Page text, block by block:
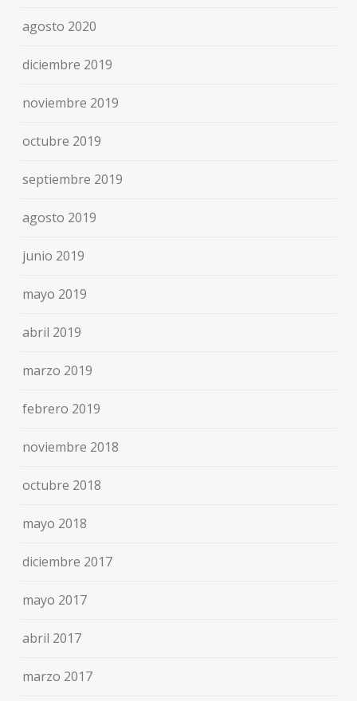
agosto 2020
diciembre 2019
noviembre 2019
octubre 2019
septiembre 2019
agosto 2019
junio 2019
mayo 2019
abril 2019
marzo 2019
febrero 2019
noviembre 2018
octubre 2018
mayo 2018
diciembre 2017
mayo 2017
abril 2017
marzo 2017